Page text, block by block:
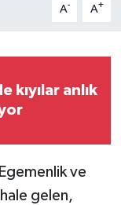
A- A+
kıyılar anlık
ve
gelen,